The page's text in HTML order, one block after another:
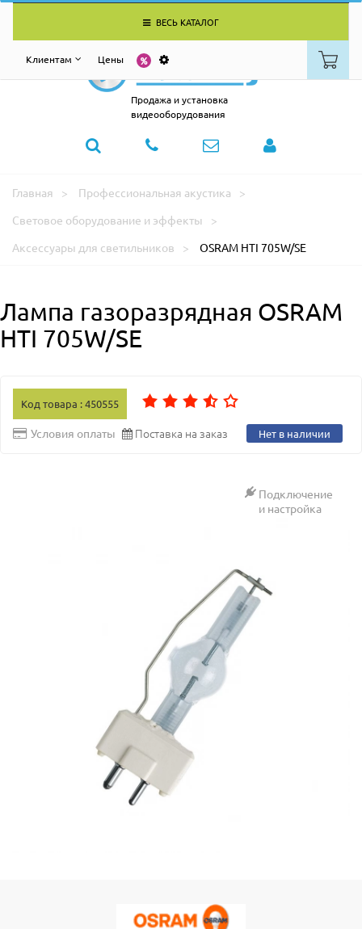
ВЕСЬ КАТАЛОГ
Клиентам Цены
Продажа и установка
видеооборудования
Главная
Профессиональная акустика
Световое оборудование и эффекты
Аксессуары для светильников
OSRAM HTI 705W/SE
Лампа газоразрядная OSRAM
HTI 705W/SE
Код товара : 450555
Условия оплаты Поставка на заказ Нет в наличии
Подключение
и настройка